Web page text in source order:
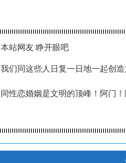
本站网友 睁开眼吧
我们同这些人日复一日地一起创造
同性恋婚姻是文明的顶峰！阿门！